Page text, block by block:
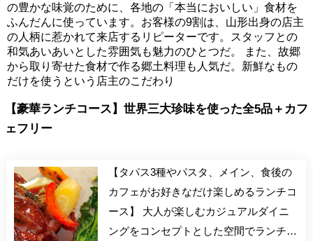
の豊かな味覚のために、各地の「本当においしい」食材を
ふんだんに使っています。お客様の9割は、山形出身の店主
の人柄に惹かれて来店するリピーターです。スタッフとの
和気あいあいとした雰囲気も魅力のひとつだ。 また、故郷
から取り寄せた食材で作る郷土料理も人気だ。新鮮なもの
だけを使うという店主のこだわり
【豪華ランチコース】世界三大珍味を使った全5品＋カフ
ェフリー
【タパス3種やパスタ、メイン、食後の
カフェがお好きなだけ楽しめるランチコ
ース】 大人が楽しむカジュアルダイニ
ングをコンセプトとした空間でランチタ